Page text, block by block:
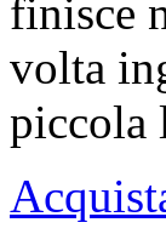
finisce
volta
piccola